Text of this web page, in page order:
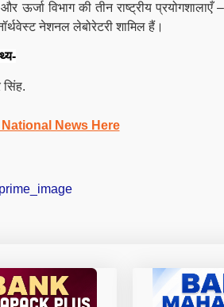
ऊर्जा विभाग की तीन राष्ट्रीय
नेशनल लेबोरेटरी शामिल हैं।
सिंह.
News Here